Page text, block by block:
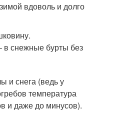
вдоволь и долго
в снежные бурты без
и снега (ведь у
температура
и даже до минусов).